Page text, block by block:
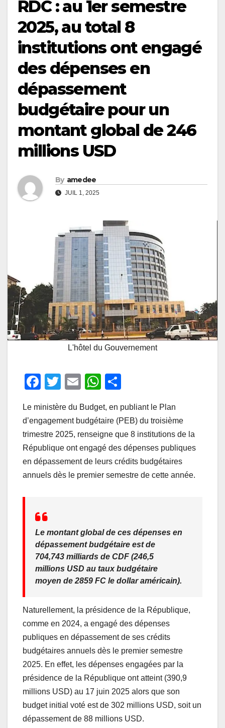
RDC : au 1er semestre
2025, au total 8
institutions ont engagé
des dépenses en
dépassement
budgétaire pour un
montant global de 246
millions USD
By amedee
JUIL 1, 2025
L'hôtel du Gouvernement
F
c
e
b
o
o
T
tt
er
E
ail
W
at
s
A
p
p
ta
g
er
Le ministère du Budget, en publiant le Plan
d’engagement budgétaire (PEB) du troisième
trimestre 2025, renseigne que 8 institutions de la
République ont engagé des dépenses publiques
en dépassement de leurs crédits budgétaires
annuels dès le premier semestre de cette année.
Le montant global de ces dépenses en
dépassement budgétaire est de
704,743 milliards de CDF (246,5
millions USD au taux budgétaire
moyen de 2859 FC le dollar américain).
Naturellement, la présidence de la République,
comme en 2024, a engagé des dépenses
publiques en dépassement de ses crédits
budgétaires annuels dès le premier semestre
2025. En effet, les dépenses engagées par la
présidence de la République ont atteint (390,9
millions USD) au 17 juin 2025 alors que son
budget initial voté est de 302 millions USD, soit un
dépassement de 88 millions USD.